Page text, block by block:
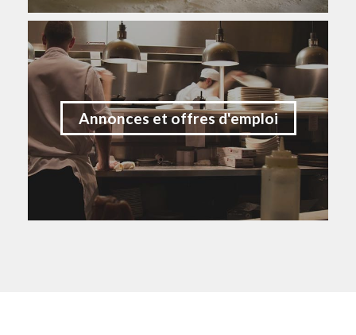
Annonces et offres d'emploi